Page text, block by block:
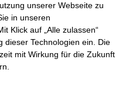
unserer Webseite zu
in unseren
Klick auf „Alle zulassen“
dieser Technologien ein. Die
mit Wirkung für die Zukunft